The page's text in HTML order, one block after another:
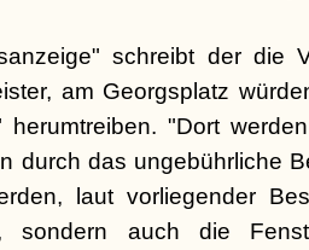
schreibt der die
am Georgsplatz
herumtreiben. "Dort
durch das ungebührliche
laut vorliegender
sondern auch die